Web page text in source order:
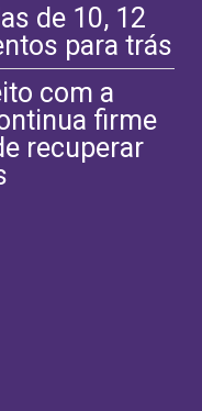
de 10, 12
para trás
com a
firme
recuperar